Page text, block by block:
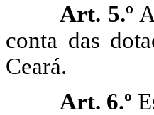
Art. 5.º
conta das
Ceará.
Art. 6.º